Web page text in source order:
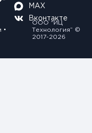
MAX
Вконтакте
•
ООО “ИЦ
Технология” ©
2017-2026